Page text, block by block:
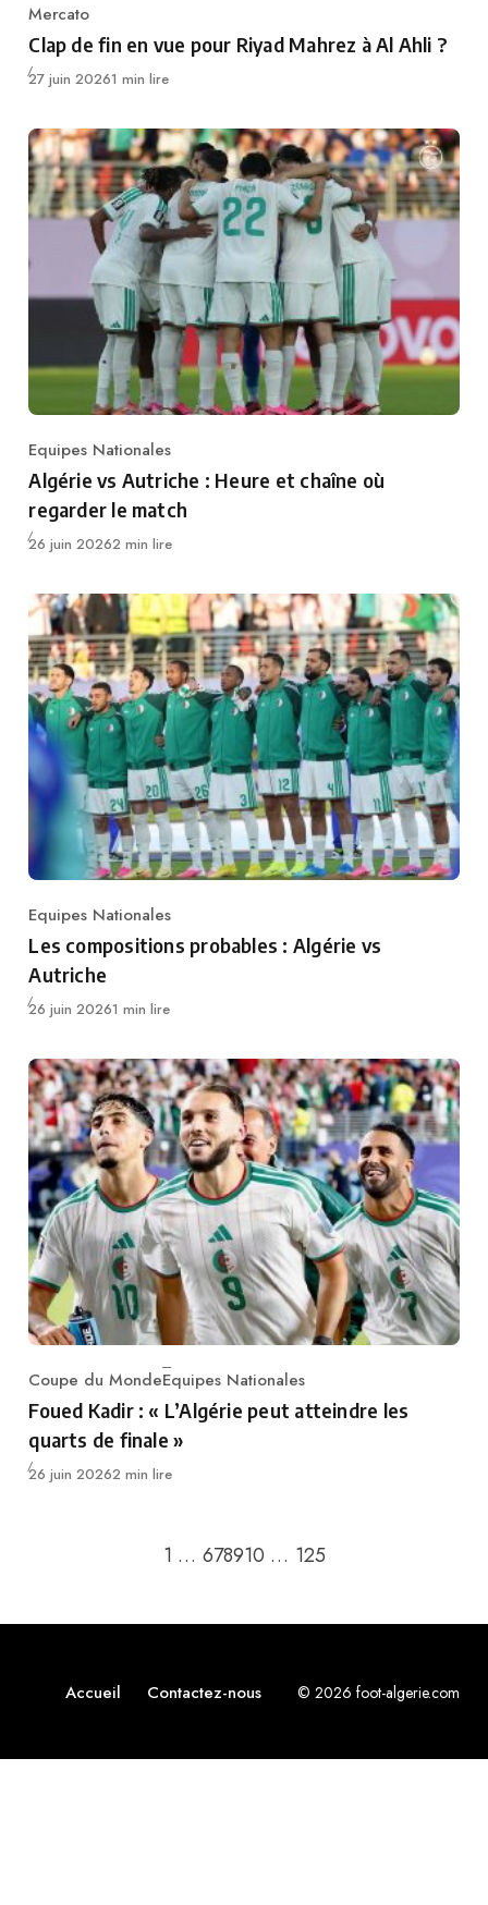
Category
Mercato
Clap de fin en vue pour Riyad Mahrez à Al Ahli ?
Publié
27 juin 20261 min lire
Category
Equipes Nationales
Algérie vs Autriche : Heure et chaîne où
regarder le match
Publié
26 juin 20262 min lire
Category
Equipes Nationales
Les compositions probables : Algérie vs
Autriche
Publié
26 juin 20261 min lire
Category
Coupe du MondeEquipes Nationales
Foued Kadir : « L’Algérie peut atteindre les
quarts de finale »
Publié
26 juin 20262 min lire
Retour à la page précédente
1 … 678910 … 125Passer à la page
Accueil Contactez-nous © 2026 foot-algerie.com